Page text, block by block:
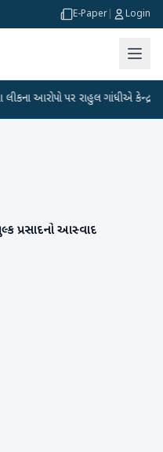
E-Paper Login
આરોપો પર રાહુલ ગાંધીએ કેન્દ્ર પર
પ્રસાદનો આસ્વાદ